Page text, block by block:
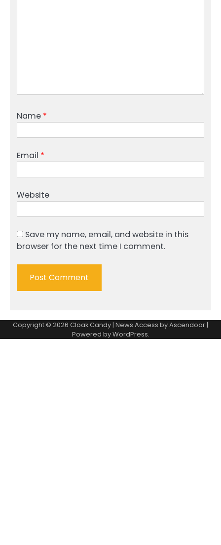
Name *
Email *
Website
Save my name, email, and website in this
browser for the next time I comment.
Copyright © 2026 Cloak Candy| News Access byAscendoor|
Powered byWordPress.